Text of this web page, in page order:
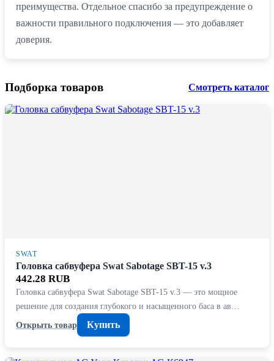
преимущества. Отдельное спасибо за предупреждение о
важности правильного подключения — это добавляет
доверия.
Подборка товаров Смотреть каталог
SWAT
Головка сабвуфера Swat Sabotage SBT-15 v.3
442.28 RUB
Головка сабвуфера Swat Sabotage SBT-15 v.3 — это мощное
решение для создания глубокого и насыщенного баса в ав…
Открыть товар
Купить